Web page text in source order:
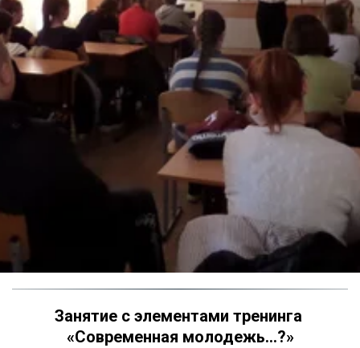
Занятие с элементами тренинга
«Современная молодежь…?»